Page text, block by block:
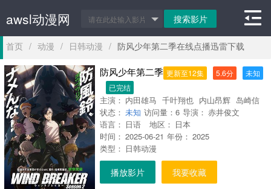
awsl动漫网
首页 / 动漫 / 日韩动漫 / 防风少年第二季在线点播迅雷下载
防风少年第二季 更新至12集 5.6分
未知
已完结
主演： 内田雄马 千叶翔也 内山昂辉 岛崎信
长 丰永利行 河西健吾 冈本信彦
村悠一
铃木崚汰
马 浦和希 长谷川育美
状态： 未知 访问量：6 导演： 赤井俊文
语言： 日语 地区： 日本
时间： 2025-06-21 年份： 2025
类型： 日韩动漫
播放影片 我要收藏